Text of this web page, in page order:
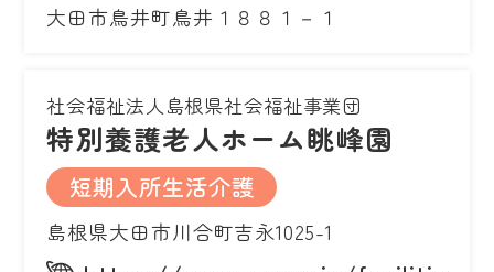
大田市鳥井町鳥井１８８１－１
社会福祉法人島根県社会福祉事業団
特別養護老人ホーム眺峰園
短期入所生活介護
島根県大田市川合町吉永1025-1